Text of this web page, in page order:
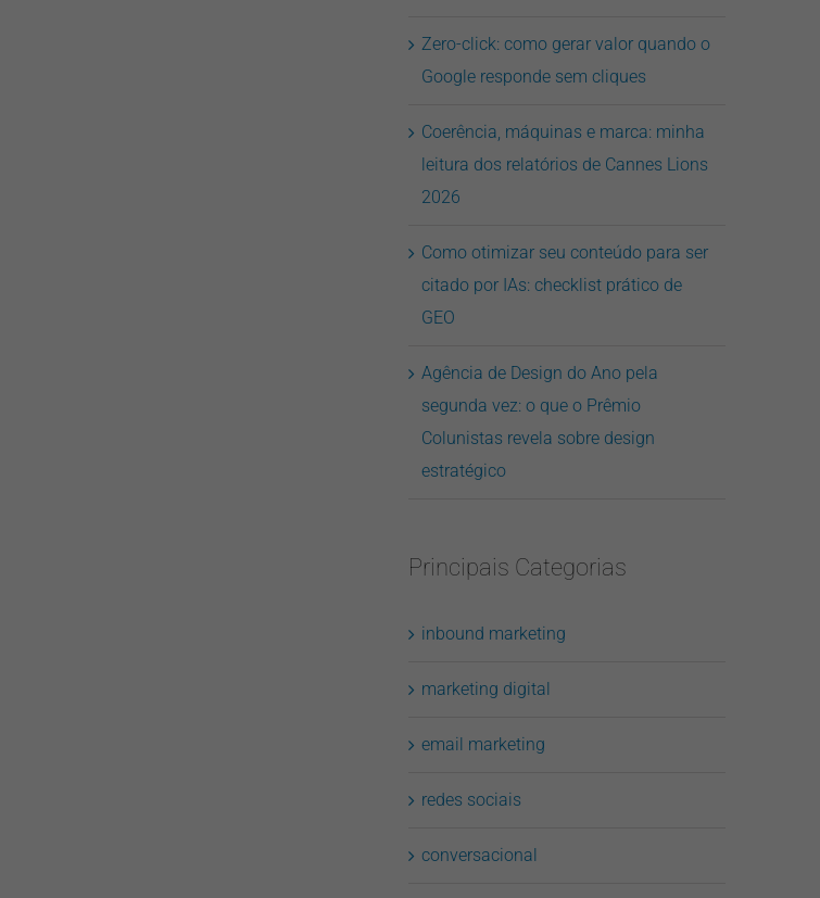
Zero-click: como gerar valor quando o
Google responde sem cliques
Coerência, máquinas e marca: minha
leitura dos relatórios de Cannes Lions
2026
Como otimizar seu conteúdo para ser
citado por IAs: checklist prático de
GEO
Agência de Design do Ano pela
segunda vez: o que o Prêmio
Colunistas revela sobre design
estratégico
Principais Categorias
inbound marketing
marketing digital
email marketing
redes sociais
conversacional